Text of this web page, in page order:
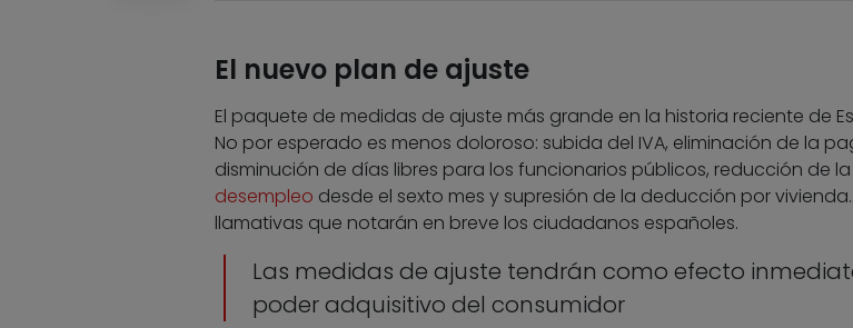
El nuevo plan de ajuste
El paquete de medidas de ajuste más grande en la historia reciente de
No por esperado es menos doloroso: subida del IVA, eliminación de la
disminución de días libres para los funcionarios públicos, reducción de la
desempleo desde el sexto mes y supresión de la deducción por
llamativas que notarán en breve los ciudadanos españoles.
Las medidas de ajuste tendrán como efecto
poder adquisitivo del consumidor